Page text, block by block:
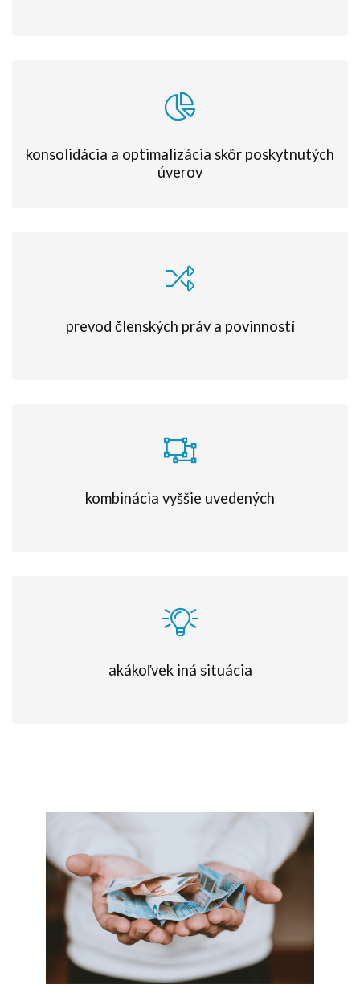
konsolidácia a optimalizácia skôr poskytnutých
úverov
prevod členských práv a povinností
kombinácia vyššie uvedených
akákoľvek iná situácia